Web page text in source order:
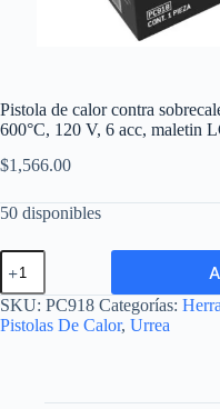
Pistola de calor contra
600°C, 120 V, 6 acc, maletin
$1,566.00
50 disponibles
Pistola
de
calor
contra
sobrecalentamiento
SKU: PC918 Categorías:
Pistolas De Calor, Urrea